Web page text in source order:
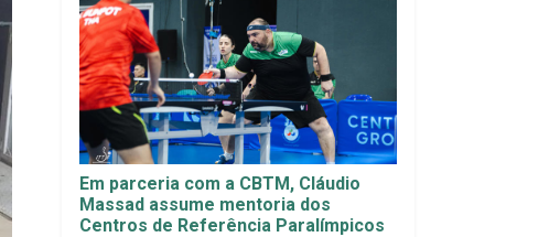
Em parceria com a CBTM, Cláudio
Massad assume mentoria dos
Centros de Referência Paralímpicos